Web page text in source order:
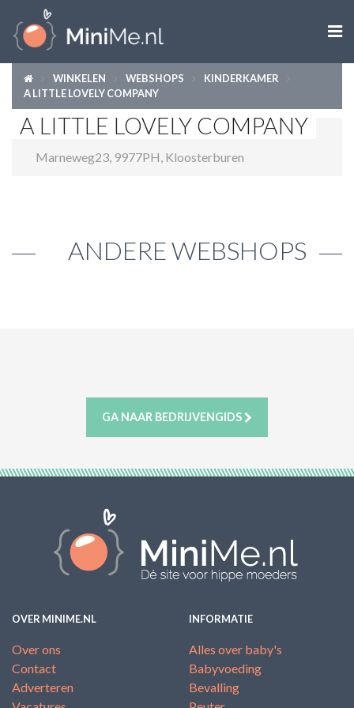

ZWANGER WORDEN
ZWANGER
BABY
WINKELEN WEBSHOPS
KINDERKAMER
A LITTLE LOVELY COMPANY
A LITTLE LOVELY COMPANY
Marneweg23, 9977PH, Kloosterburen
ANDERE WEBSHOPS
GA NAAR BEDRIJVENGIDS
OVER MINIME.NL
Over ons
Contact
Adverteren
INFORMATIE
Alles over baby's
Babyvoeding
Bevalling